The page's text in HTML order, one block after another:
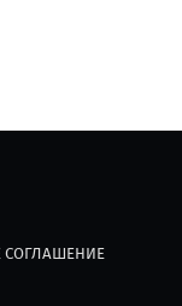
СОГЛАШЕНИЕ